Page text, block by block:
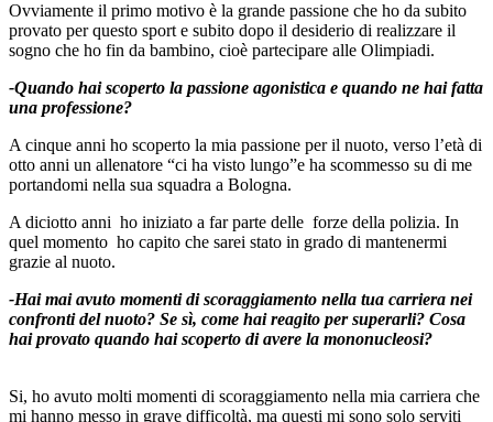
Ovviamente il primo motivo è la grande passione che ho da subito
provato per questo sport e subito dopo il desiderio di realizzare il
sogno che ho fin da bambino, cioè partecipare alle Olimpiadi.
-Quando hai scoperto la passione agonistica e quando ne hai fatta
una professione?
A cinque anni ho scoperto la mia passione per il nuoto, verso l’età di
otto anni un allenatore “ci ha visto lungo”e ha scommesso su di me
portandomi nella sua squadra a Bologna.
A diciotto anni ho iniziato a far parte delle forze della polizia. In
quel momento ho capito che sarei stato in grado di mantenermi
grazie al nuoto.
-Hai mai avuto momenti di scoraggiamento nella tua carriera nei
confronti del nuoto? Se sì, come hai reagito per superarli? Cosa
hai provato quando hai scoperto di avere la mononucleosi?
Si, ho avuto molti momenti di scoraggiamento nella mia carriera che
mi hanno messo in grave difficoltà, ma questi mi sono solo serviti